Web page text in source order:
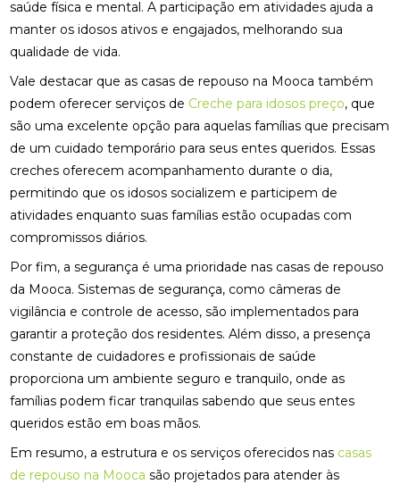
saúde física e mental. A participação em atividades ajuda a
manter os idosos ativos e engajados, melhorando sua
qualidade de vida.
Vale destacar que as casas de repouso na Mooca também
podem oferecer serviços de Creche para idosos preço, que
são uma excelente opção para aquelas famílias que precisam
de um cuidado temporário para seus entes queridos. Essas
creches oferecem acompanhamento durante o dia,
permitindo que os idosos socializem e participem de
atividades enquanto suas famílias estão ocupadas com
compromissos diários.
Por fim, a segurança é uma prioridade nas casas de repouso
da Mooca. Sistemas de segurança, como câmeras de
vigilância e controle de acesso, são implementados para
garantir a proteção dos residentes. Além disso, a presença
constante de cuidadores e profissionais de saúde
proporciona um ambiente seguro e tranquilo, onde as
famílias podem ficar tranquilas sabendo que seus entes
queridos estão em boas mãos.
Em resumo, a estrutura e os serviços oferecidos nas casas
de repouso na Mooca são projetados para atender às